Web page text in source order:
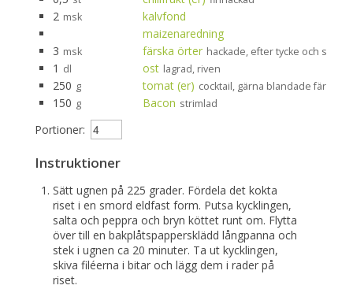
2 msk
kalvfond
maizenaredning
3 msk färska örter hackade, efter tycke och smak
1 dl ost lagrad, riven
250 g tomat (er) cocktail, gärna blandade färger
150 g Bacon strimlad
Portioner:
Instruktioner
Sätt ugnen på 225 grader. Fördela det kokta
riset i en smord eldfast form. Putsa kycklingen,
salta och peppra och bryn köttet runt om. Flytta
över till en bakplåtspappersklädd långpanna och
stek i ugnen ca 20 minuter. Ta ut kycklingen,
skiva filéerna i bitar och lägg dem i rader på
riset.